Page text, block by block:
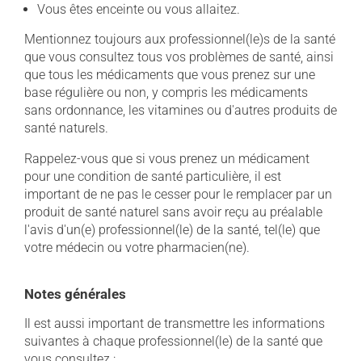
Vous êtes enceinte ou vous allaitez.
Mentionnez toujours aux professionnel(le)s de la santé
que vous consultez tous vos problèmes de santé, ainsi
que tous les médicaments que vous prenez sur une
base régulière ou non, y compris les médicaments
sans ordonnance, les vitamines ou d'autres produits de
santé naturels.
Rappelez-vous que si vous prenez un médicament
pour une condition de santé particulière, il est
important de ne pas le cesser pour le remplacer par un
produit de santé naturel sans avoir reçu au préalable
l'avis d'un(e) professionnel(le) de la santé, tel(le) que
votre médecin ou votre pharmacien(ne).
Notes générales
Il est aussi important de transmettre les informations
suivantes à chaque professionnel(le) de la santé que